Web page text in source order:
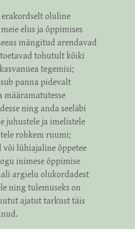
oluline
elus ja õppimises
mängitud arendavad
tohutult kõiki
tegemisi;
panna pidevalt
määramatutesse
ning anda seeläbi
juhustele ja imelistele
rohkem ruumi;
või lühiajaline õppetee
inimese õppimise
argielu olukordadest
ning tulemuseks on
ajatut tarkust täis